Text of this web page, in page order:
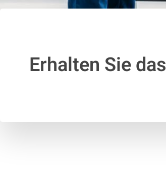
Erhalten Sie das